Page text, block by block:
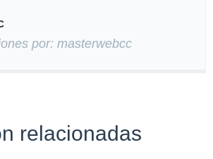
por: masterwebcc
relacionadas